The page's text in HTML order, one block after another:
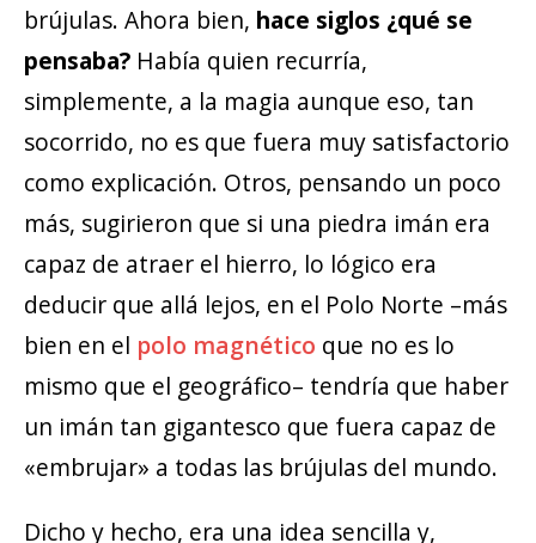
brújulas. Ahora bien, hace siglos ¿qué se
pensaba? Había quien recurría,
simplemente, a la magia aunque eso, tan
socorrido, no es que fuera muy satisfactorio
como explicación. Otros, pensando un poco
más, sugirieron que si una piedra imán era
capaz de atraer el hierro, lo lógico era
deducir que allá lejos, en el Polo Norte –más
bien en el polo magnético que no es lo
mismo que el geográfico– tendría que haber
un imán tan gigantesco que fuera capaz de
«embrujar» a todas las brújulas del mundo.
Dicho y hecho, era una idea sencilla y,